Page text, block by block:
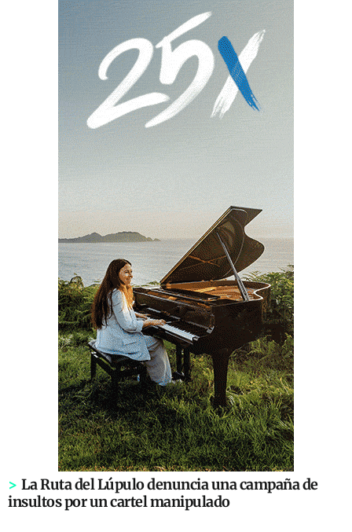
> La Ruta del Lúpulo denuncia una campaña de
insultos por un cartel manipulado